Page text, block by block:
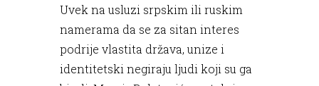
Uvek na usluzi srpskim ili ruskim
namerama da se za sitan interes
podrije vlastita država, unize i
identitetski negiraju ljudi koji su ga